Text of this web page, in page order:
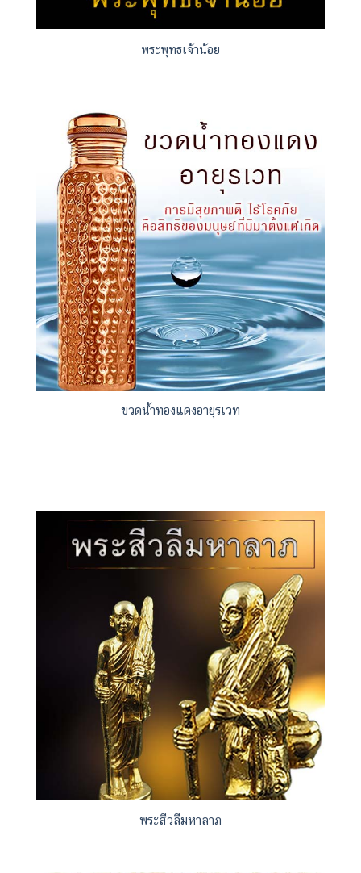
พระพุทธเจ้าน้อย
ขวดน้ำทองแดงอายุรเวท
พระสีวลีมหาลาภ